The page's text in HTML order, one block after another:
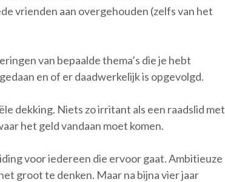
vrienden aan overgehouden (zelfs van het
van bepaalde thema’s die je hebt
en of er daadwerkelijk is opgevolgd.
dekking. Niets zo irritant als een raadslid met
het geld vandaan moet komen.
voor iedereen die ervoor gaat. Ambitieuze
groot te denken. Maar na bijna vier jaar